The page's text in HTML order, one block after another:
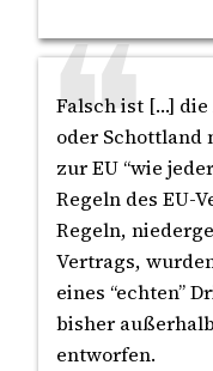
Falsch ist […]
oder Schottland
zur EU “wie
Regeln des EU-
Regeln,
Vertrags,
eines “echten”
bisher
entworfen.